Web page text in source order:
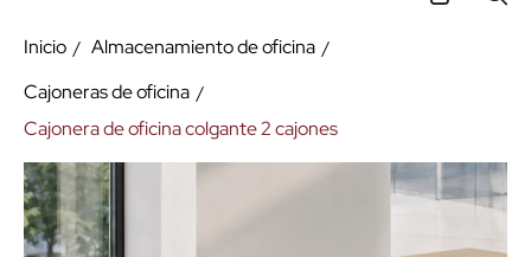
Inicio
Almacenamiento de oficina
Cajoneras de oficina
Cajonera de oficina colgante 2 cajones